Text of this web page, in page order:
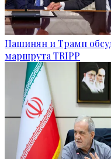
Пашинян и Трамп
маршрута TRIPP